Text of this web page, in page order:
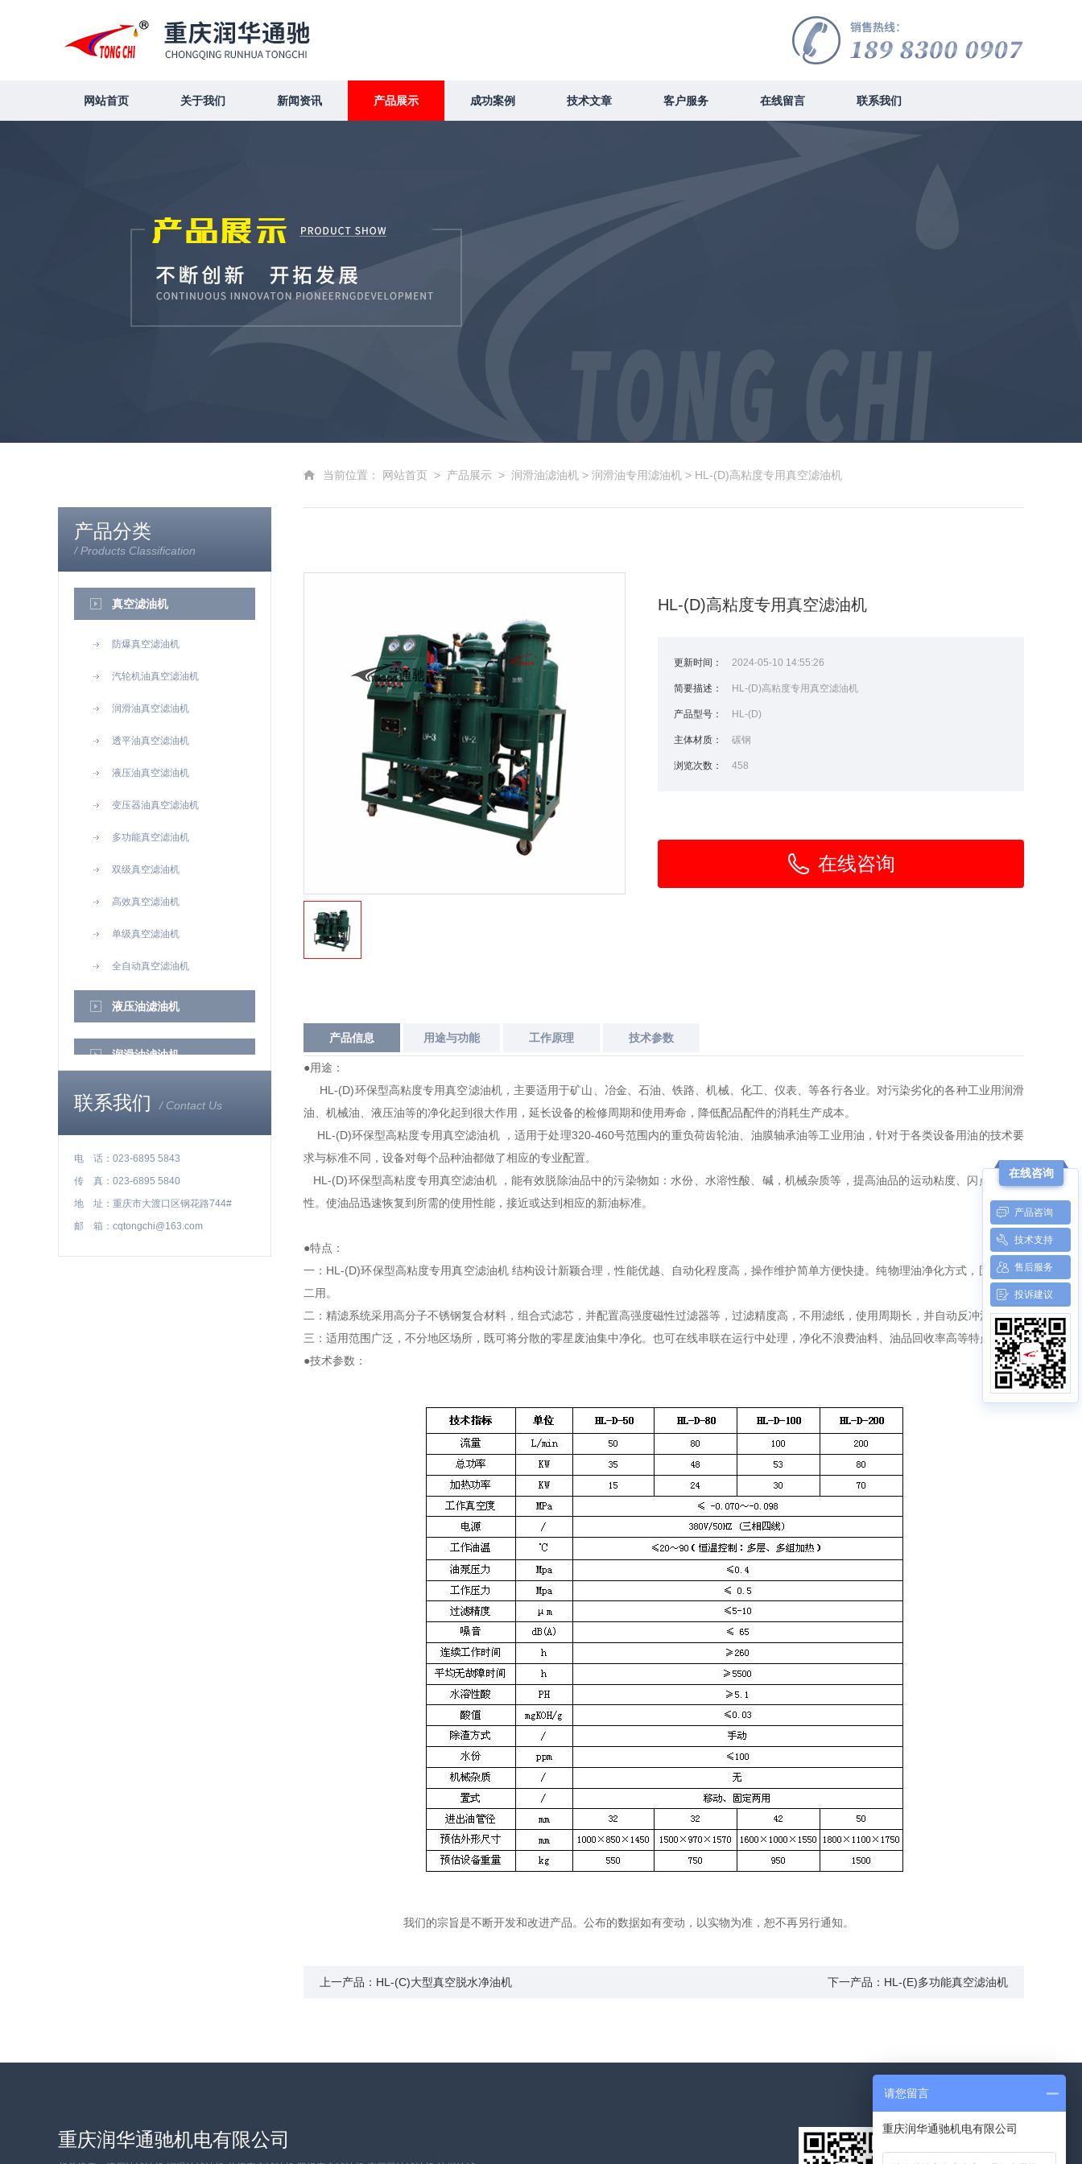
网站首页 关于我们 新闻资讯 产品展示 成功案例 技术文章 客户服务 在线留言 联系我们
产品分类
/ Products Classification
真空滤油机
防爆真空滤油机
汽轮机油真空滤油机
润滑油真空滤油机
透平油真空滤油机
液压油真空滤油机
变压器油真空滤油机
多功能真空滤油机
双级真空滤油机
高效真空滤油机
单级真空滤油机
全自动真空滤油机
液压油滤油机
润滑油滤油机
润滑油专用滤油机
板框滤油机
绝缘油滤油机
多功能滤油机
联系我们 / Contact Us
电 话：023-6895 5843
传 真：023-6895 5840
地 址：重庆市大渡口区钢花路744#
邮 箱：cqtongchi@163.com
当前位置： 网站首页 > 产品展示 > 润滑油滤油机 > 润滑油专用滤油机 > HL-(D)高粘度专用真空滤油机
HL-(D)高粘度专用真空滤油机
更新时间： 2024-05-10 14:55:26
简要描述： HL-(D)高粘度专用真空滤油机
产品型号： HL-(D)
主体材质： 碳钢
浏览次数： 458
在线咨询
产品信息 用途与功能 工作原理 技术参数
●用途：
HL-(D)环保型高粘度专用真空滤油机，主要适用于矿山、冶金、石油、铁路、机械、化工、仪表、等各行各业。对污染劣化的各种工业用润滑
油、机械油、液压油等的净化起到很大作用，延长设备的检修周期和使用寿命，降低配品配件的消耗生产成本。
HL-(D)环保型高粘度专用真空滤油机 ，适用于处理320-460号范围内的重负荷齿轮油、油膜轴承油等工业用油，针对于各类设备用油的技术要
求与标准不同，设备对每个品种油都做了相应的专业配置。
HL-(D)环保型高粘度专用真空滤油机 ，能有效脱除油品中的污染物如：水份、水溶性酸、碱，机械杂质等，提高油品的运动粘度、闪点、乳化
性。使油品迅速恢复到所需的使用性能，接近或达到相应的新油标准。
●特点：
一：HL-(D)环保型高粘度专用真空滤油机 结构设计新颖合理，性能优越、自动化程度高，操作维护简单方便快捷。纯物理油净化方式，固定移动
二用。
二：精滤系统采用高分子不锈钢复合材料，组合式滤芯，并配置高强度磁性过滤器等，过滤精度高，不用滤纸，使用周期长，并自动反冲洗。
三：适用范围广泛，不分地区场所，既可将分散的零星废油集中净化。也可在线串联在运行中处理，净化不浪费油料、油品回收率高等特点。
●技术参数：
我们的宗旨是不断开发和改进产品。公布的数据如有变动，以实物为准，恕不再另行通知。
上一产品：HL-(C)大型真空脱水净油机 下一产品：HL-(E)多功能真空滤油机
重庆润华通驰机电有限公司
在线咨询
产品咨询
技术支持
售后服务
投诉建议
请您留言
重庆润华通驰机电有限公司